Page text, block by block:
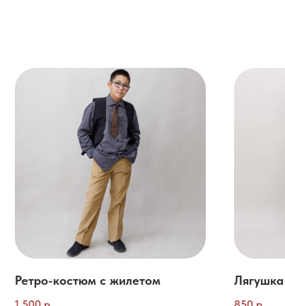
Ретро-костюм с жилетом